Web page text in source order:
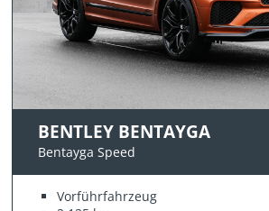
BENTLEY BENTAYGA
Bentayga Speed
Vorführfahrzeug